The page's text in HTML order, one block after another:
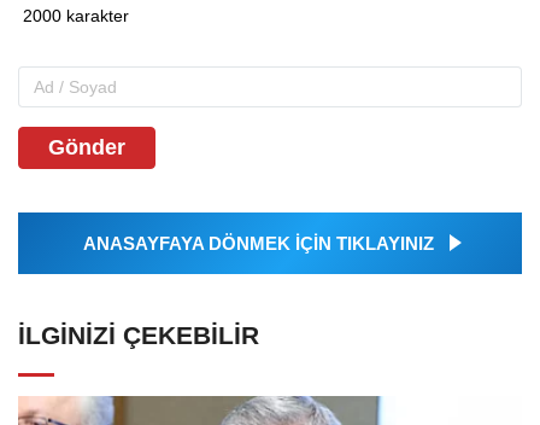
Gönder
ANASAYFAYA DÖNMEK İÇİN TIKLAYINIZ
İLGINIZI ÇEKEBILIR